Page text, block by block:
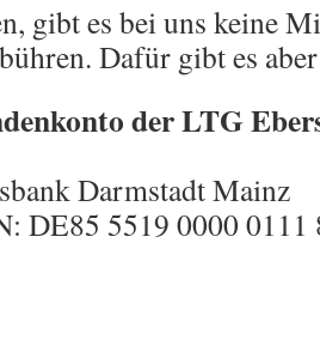
gibt es bei uns keine
Dafür gibt es
der LTG
Darmstadt Mainz
DE85 5519 0000 0111